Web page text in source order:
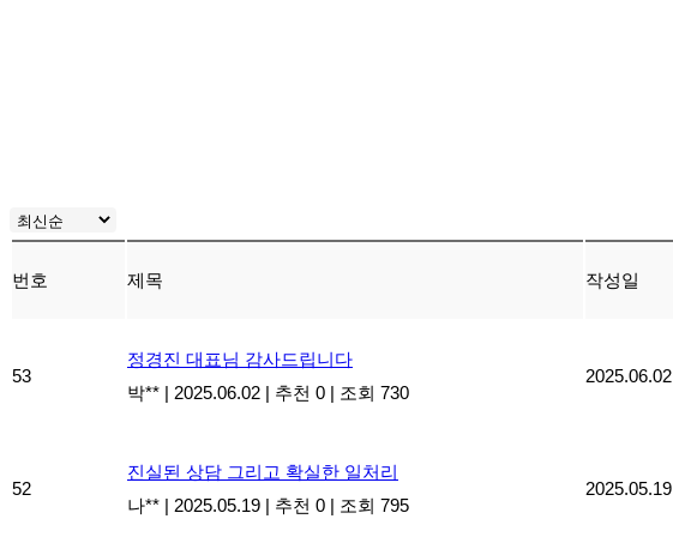
번호 제목 작성일
53
정경진 대표님 감사드립니다
박** | 2025.06.02 | 추천 0 | 조회 730
2025.06.02
52
진실된 상담 그리고 확실한 일처리
나** | 2025.05.19 | 추천 0 | 조회 795
2025.05.19